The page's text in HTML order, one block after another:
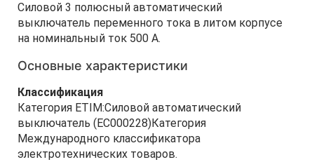
Силовой 3 полюсный автоматический
выключатель переменного тока в литом корпусе
на номинальный ток 500 А.
Основные характеристики
Классификация
Категория ETIM:Силовой автоматический
выключатель (EC000228)Категория
Международного классификатора
электротехнических товаров.